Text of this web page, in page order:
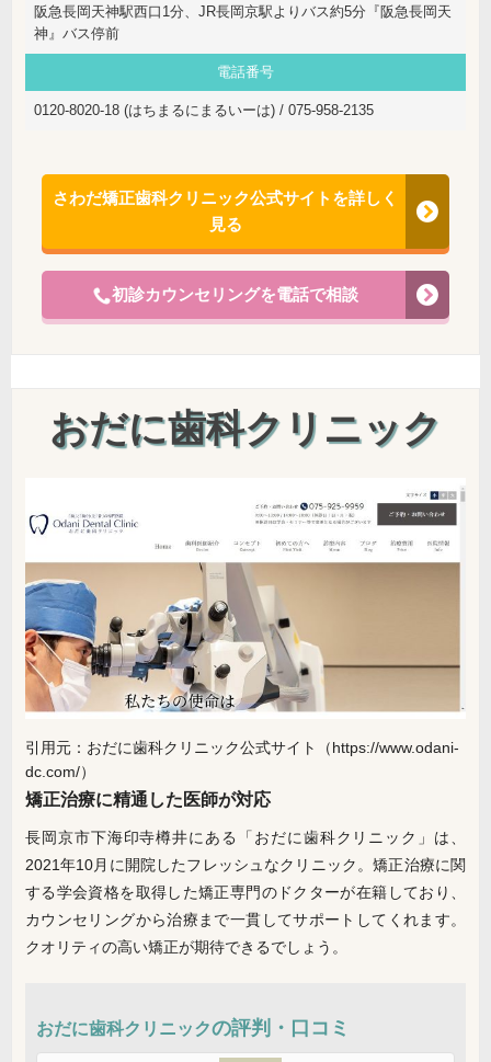
阪急長岡天神駅西口1分、JR長岡京駅よりバス約5分『阪急長岡天
神』バス停前
電話番号
0120-8020-18 (はちまるにまるいーは) / 075-958-2135
さわだ矯正歯科クリニック公式サイトを詳しく
見る
初診カウンセリングを電話で相談
おだに歯科クリニック
引用元：おだに歯科クリニック公式サイト（https://www.odani-
dc.com/）
矯正治療に精通した医師が対応
長岡京市下海印寺樽井にある「おだに歯科クリニック」は、
2021年10月に開院したフレッシュなクリニック。矯正治療に関
する学会資格を取得した矯正専門のドクターが在籍しており、
カウンセリングから治療まで一貫してサポートしてくれます。
クオリティの高い矯正が期待できるでしょう。
おだに歯科クリニックの評判・口コミ